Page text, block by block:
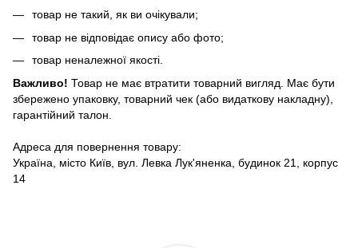
товар не такий, як ви очікували;
товар не відповідає опису або фото;
товар неналежної якості.
Важливо! Товар не має втратити товарний вигляд. Має бути
збережено упаковку, товарний чек (або видаткову накладну),
гарантійний талон.
Адреса для повернення товару:
Україна, місто Київ, вул. Левка Лук'яненка, будинок 21, корпус
14